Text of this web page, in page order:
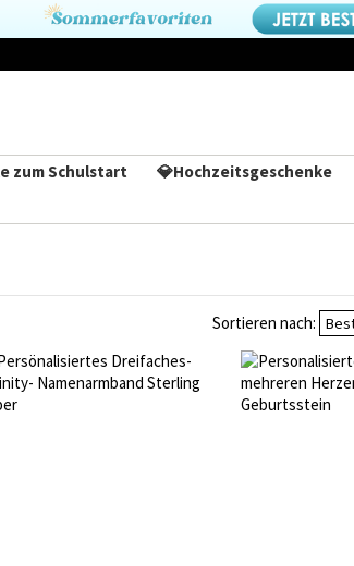
zum Schulstart 💎Hochzeitsgeschenke
Sortieren nach: